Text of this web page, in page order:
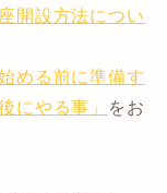
開設方法につい
める前に準備す
にやる事」
をお